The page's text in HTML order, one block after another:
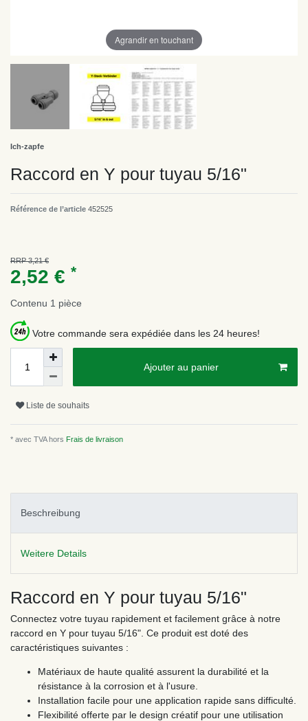
Agrandir en touchant
Ich-zapfe
Raccord en Y pour tuyau 5/16"
Référence de l’article 452525
RRP 3,21 €
2,52 € *
Contenu 1 pièce
Votre commande sera expédiée dans les 24 heures!
Ajouter au panier
Liste de souhaits
* avec TVA hors Frais de livraison
Beschreibung
Weitere Details
Raccord en Y pour tuyau 5/16"
Connectez votre tuyau rapidement et facilement grâce à notre
raccord en Y pour tuyau 5/16". Ce produit est doté des
caractéristiques suivantes :
Matériaux de haute qualité assurent la durabilité et la
résistance à la corrosion et à l'usure.
Installation facile pour une application rapide sans difficulté.
Flexibilité offerte par le design créatif pour une utilisation